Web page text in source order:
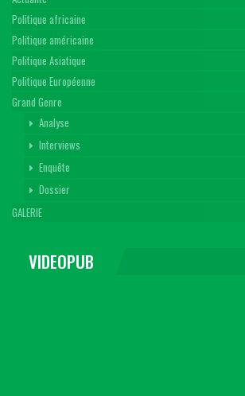
Politique africaine
Politique américaine
Politique Asiatique
Politique Européenne
Grand Genre
Analyse
Interviews
Enquête
Dossier
GALERIE
VIDEOPUB